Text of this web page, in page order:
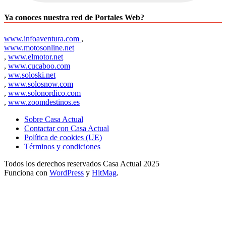
Ya conoces nuestra red de Portales Web?
www.infoaventura.com ,
www.motosonline.net
, www.elmotor.net
, www.cucaboo.com
, ww.soloski.net
, www.solosnow.com
, www.solonordico.com
, www.zoomdestinos.es
Sobre Casa Actual
Contactar con Casa Actual
Política de cookies (UE)
Términos y condiciones
Todos los derechos reservados Casa Actual 2025
Funciona con WordPress y HitMag.